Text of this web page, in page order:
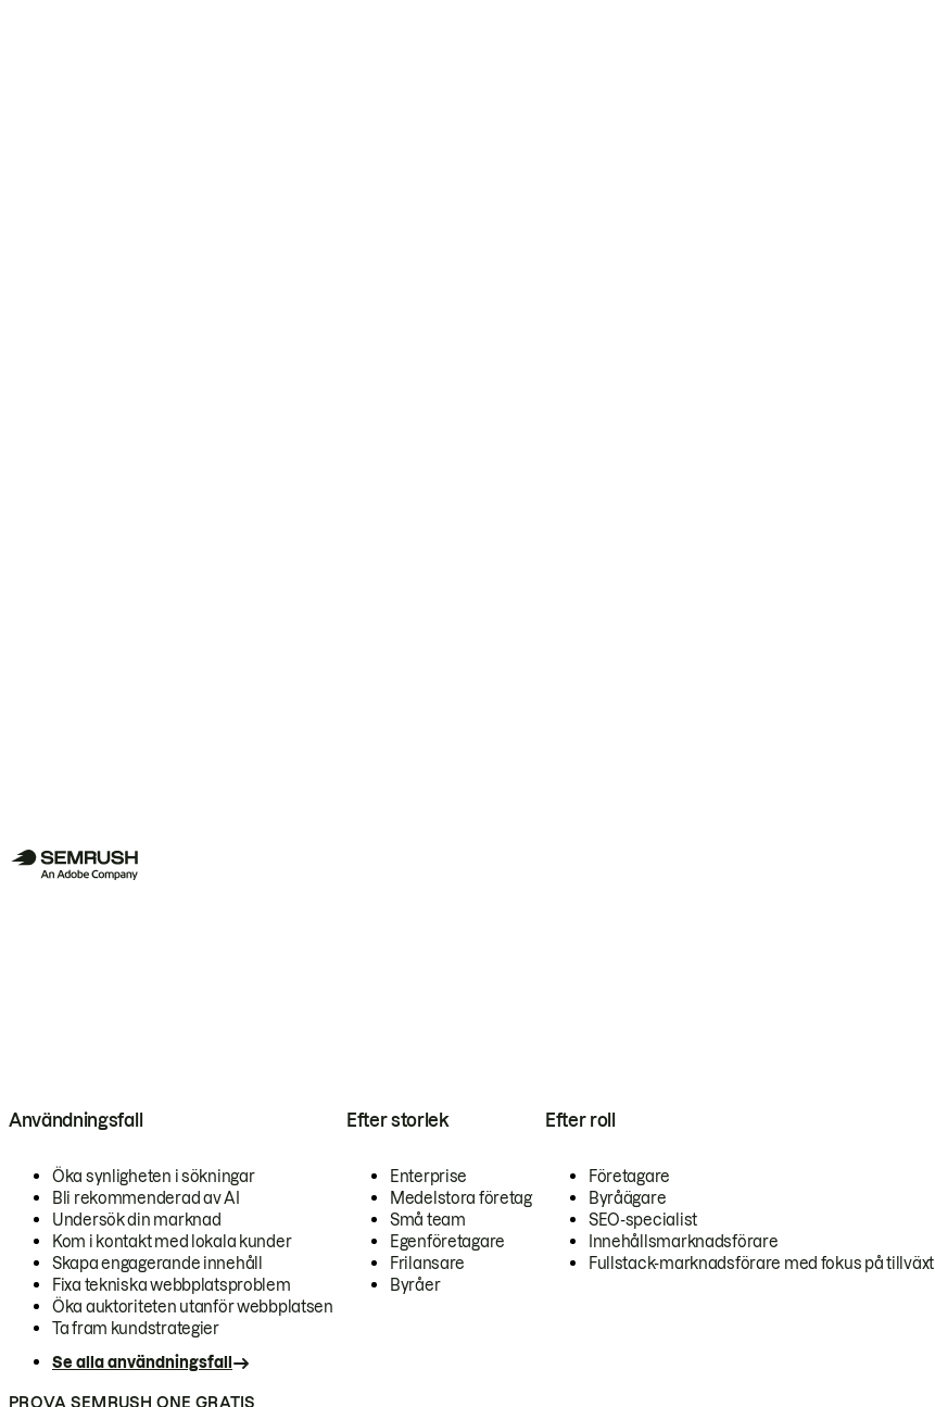
Användningsfall
Öka synligheten i sökningar
Bli rekommenderad av AI
Undersök din marknad
Kom i kontakt med lokala kunder
Skapa engagerande innehåll
Fixa tekniska webbplatsproblem
Öka auktoriteten utanför webbplatsen
Ta fram kundstrategier
Se alla användningsfall
Efter storlek
Enterprise
Medelstora företag
Små team
Egenföretagare
Frilansare
Byråer
Efter roll
Företagare
Byråägare
SEO-specialist
Innehållsmarknadsförare
Fullstack-marknadsförare med fokus på tillväxt
PROVA SEMRUSH ONE GRATIS